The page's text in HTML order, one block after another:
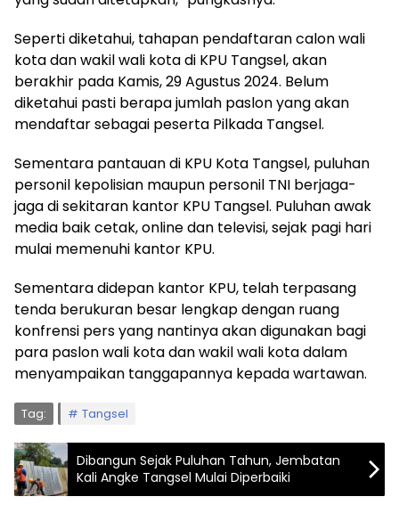
Seperti diketahui, tahapan pendaftaran calon wali
kota dan wakil wali kota di KPU Tangsel, akan
berakhir pada Kamis, 29 Agustus 2024. Belum
diketahui pasti berapa jumlah paslon yang akan
mendaftar sebagai peserta Pilkada Tangsel.
Sementara pantauan di KPU Kota Tangsel, puluhan
personil kepolisian maupun personil TNI berjaga-
jaga di sekitaran kantor KPU Tangsel. Puluhan awak
media baik cetak, online dan televisi, sejak pagi hari
mulai memenuhi kantor KPU.
Sementara didepan kantor KPU, telah terpasang
tenda berukuran besar lengkap dengan ruang
konfrensi pers yang nantinya akan digunakan bagi
para paslon wali kota dan wakil wali kota dalam
menyampaikan tanggapannya kepada wartawan.
Tag: Tangsel
Dibangun Sejak Puluhan Tahun, Jembatan
Kali Angke Tangsel Mulai Diperbaiki